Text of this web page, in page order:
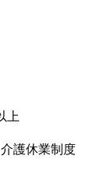
上
護休業制度